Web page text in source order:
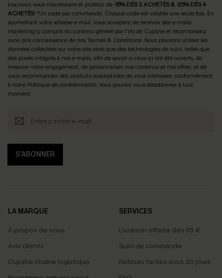
Inscrivez-vous maintenant et profitez de -15% DÈS 2 ACHETÉS & -25% DÈS 4
ACHETÉS! *Un code par commande. Chaque code est valable une seule fois. En
soumettant votre adresse e-mail, vous acceptez de recevoir des e-mails
marketing (y compris du contenu généré par l'IA) de Cupshe et reconnaissez
avoir pris connaissance de nosTermes & Conditions. Nous pouvons utiliser les
données collectées sur notre site ainsi que des technologies de suivi, telles que
des pixels intégrés à nos e-mails, afin de savoir si ceux-ci ont été ouverts, de
mesurer votre engagement, de personnaliser nos contenus et nos offres, et de
vous recommander des produits susceptibles de vous intéresser, conformément
à notre Politique de confidentialité. Vous pouvez vous désabonner à tout
moment.
S'ABONNER
LA MARQUE
À propos de nous
Avis clients
Cupshe chaîne logistique
SERVICES
Livraison offerte dès 55 €
Suivi de commande
Retours faciles sous 30 jours